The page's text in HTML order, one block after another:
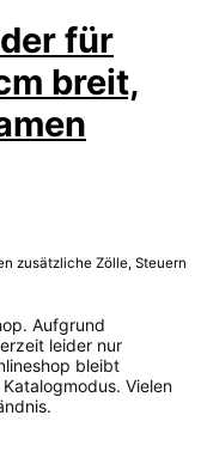
für
breit,
zusätzliche Zölle, Steuern
Aufgrund
leider nur
bleibt
Vielen